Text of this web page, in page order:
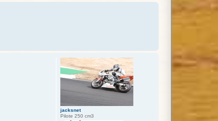
jacksnet
Pilote 250 cm3